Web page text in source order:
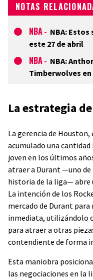
NOTAS
NBA - NBA:
este 27 de abril
NBA - NBA:
Timberwolves
La estrategia
La gerencia de
acumulado una
joven en los últimos
atraer a Durant —uno
historia de la liga— abre
La intención de los
mercado de Durant
inmediata, utilizándolo
para atraer a otras
contendiente de forma
Esta maniobra
las negociaciones en la